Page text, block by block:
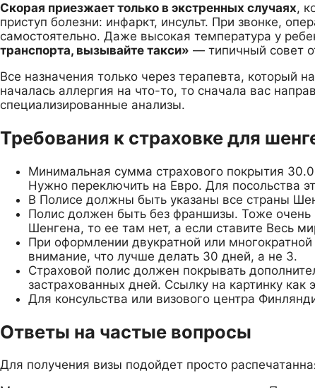
Скорая приезжает только в экстренных случаях,
приступ болезни: инфаркт, инсульт. При звонке,
самостоятельно. Даже высокая температура у
транспорта, вызывайте такси» — типичный совет
Все назначения только через терапевта, который
началась аллергия на что-то, то сначала вас
специализированные анализы.
Требования к страховке для
Минимальная сумма страхового покрытия
Нужно переключить на Евро. Для посольства
В Полисе должны быть указаны все страны
Полис должен быть без франшизы. Тоже
Шенгена, то ее там нет, а если ставите Весь
При оформлении двукратной или
внимание, что лучше делать 30 дней, а не 3.
Страховой полис должен покрывать
застрахованных дней. Ссылку на картинку как
Для консульства или визового центра
Ответы на частые вопросы
Для получения визы подойдет просто